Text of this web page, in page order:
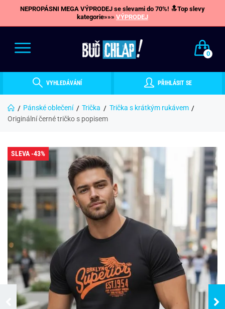
NEPROPÁSNI MEGA VÝPRODEJ se slevami do 70%! 🔝Top slevy
kategorie»»» VÝPRODEJ
0
VYHLEDÁVÁNÍ PŘIHLÁSIT SE
Pánské oblečení Trička
Trička s krátkým rukávem
Originální černé tričko s popisem
SLEVA -43%